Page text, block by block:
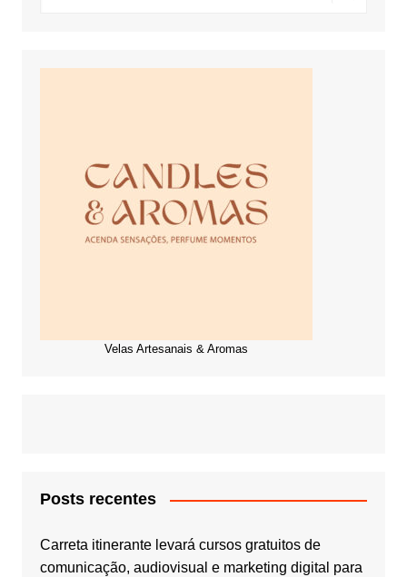
Velas Artesanais & Aromas
Posts recentes
Carreta itinerante levará cursos gratuitos de
comunicação, audiovisual e marketing digital para